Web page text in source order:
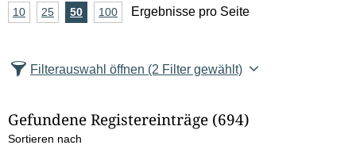
zurück
A
z
l
E
10Ergebnisse
25Ergebnisse
50Ergebnisse
100Ergebnisse
Ergebnisse pro Seite
Filterauswahl öffnen (2 Filter gewählt)
Gefundene Registereinträge (694)
Sortieren nach